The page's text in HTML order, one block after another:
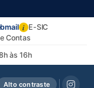
às 16h
i E-SIC
Contas
Alto contraste